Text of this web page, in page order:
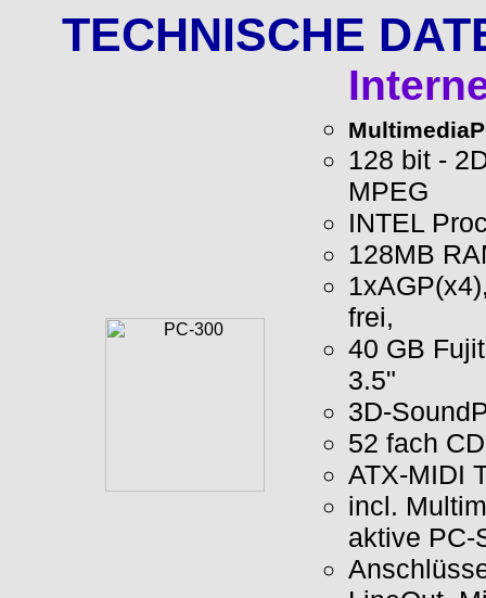
TECHNISCHE
128 bit -
MPEG
INTEL
128MB
frei,
40 GB
3.5"
3D-
52 fach
ATX-MIDI
incl.
aktive PC-